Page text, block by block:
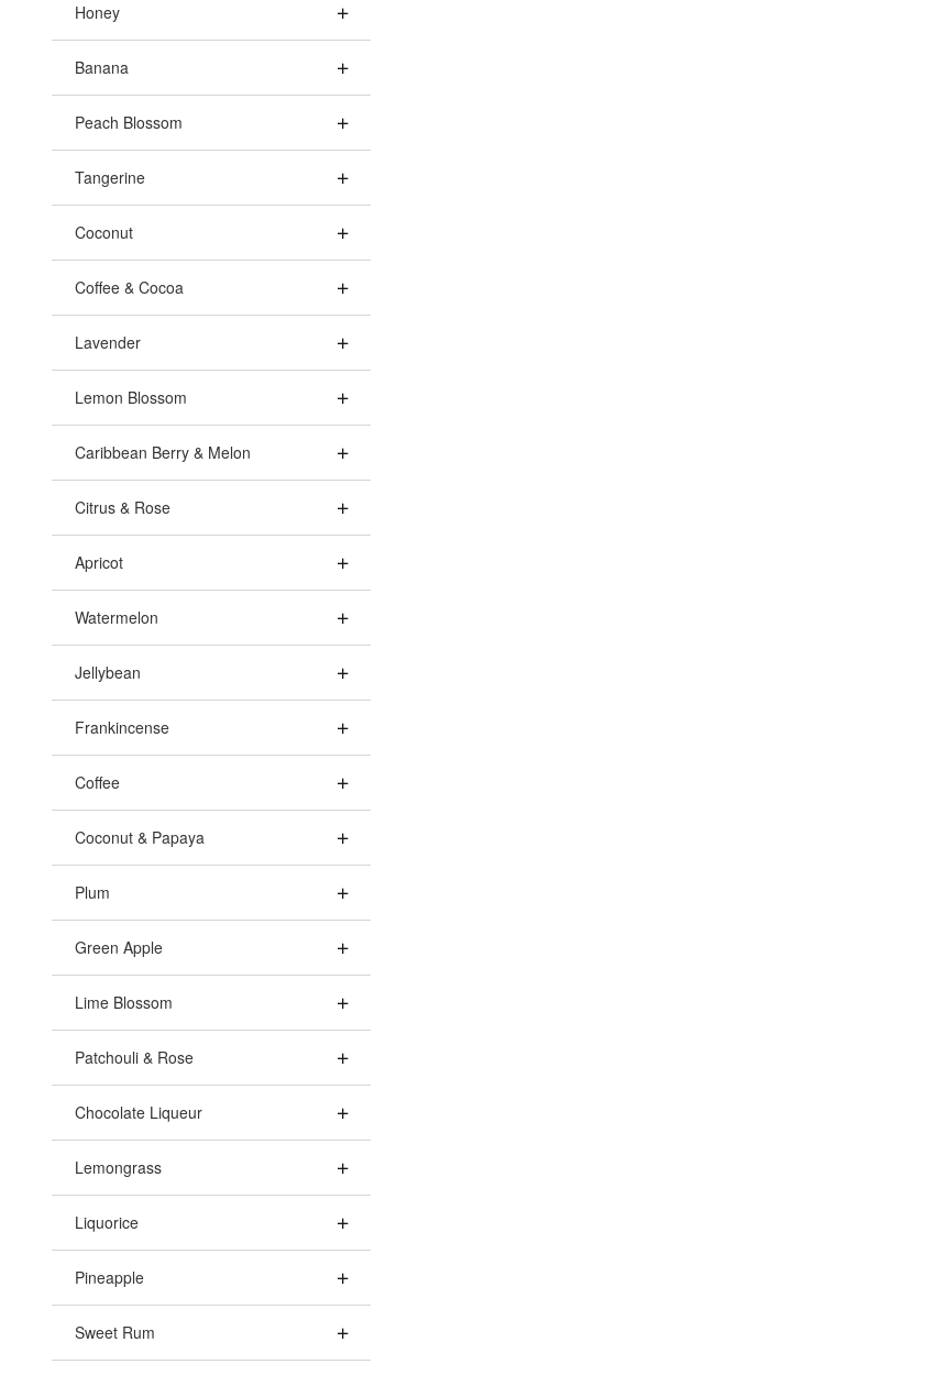
Honey
Banana
Peach Blossom
Tangerine
Coconut
Coffee & Cocoa
Lavender
Lemon Blossom
Caribbean Berry & Melon
Citrus & Rose
Apricot
Watermelon
Jellybean
Frankincense
Coffee
Coconut & Papaya
Plum
Green Apple
Lime Blossom
Patchouli & Rose
Chocolate Liqueur
Lemongrass
Liquorice
Pineapple
Sweet Rum